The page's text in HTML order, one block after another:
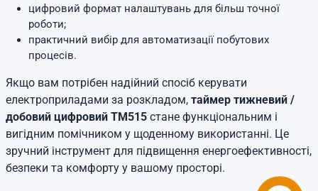
цифровий формат налаштувань для більш точної
роботи;
практичний вибір для автоматизації побутових
процесів.
Якщо вам потрібен надійний спосіб керувати
електроприладами за розкладом, таймер тижневий /
добовий цифровий TM515 стане функціональним і
вигідним помічником у щоденному використанні. Це
зручний інструмент для підвищення енергоефективності,
безпеки та комфорту у вашому просторі.